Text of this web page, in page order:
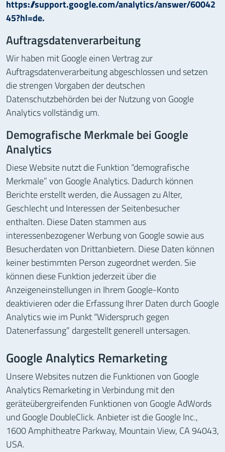
https://support.google.com/analytics/answer/60042
45?hl=de.
Auftragsdatenverarbeitung
Wir haben mit Google einen Vertrag zur
Auftragsdatenverarbeitung abgeschlossen und setzen
die strengen Vorgaben der deutschen
Datenschutzbehörden bei der Nutzung von Google
Analytics vollständig um.
Demografische Merkmale bei Google
Analytics
Diese Website nutzt die Funktion “demografische
Merkmale” von Google Analytics. Dadurch können
Berichte erstellt werden, die Aussagen zu Alter,
Geschlecht und Interessen der Seitenbesucher
enthalten. Diese Daten stammen aus
interessenbezogener Werbung von Google sowie aus
Besucherdaten von Drittanbietern. Diese Daten können
keiner bestimmten Person zugeordnet werden. Sie
können diese Funktion jederzeit über die
Anzeigeneinstellungen in Ihrem Google-Konto
deaktivieren oder die Erfassung Ihrer Daten durch Google
Analytics wie im Punkt “Widerspruch gegen
Datenerfassung” dargestellt generell untersagen.
Google Analytics Remarketing
Unsere Websites nutzen die Funktionen von Google
Analytics Remarketing in Verbindung mit den
geräteübergreifenden Funktionen von Google AdWords
und Google DoubleClick. Anbieter ist die Google Inc.,
1600 Amphitheatre Parkway, Mountain View, CA 94043,
USA.